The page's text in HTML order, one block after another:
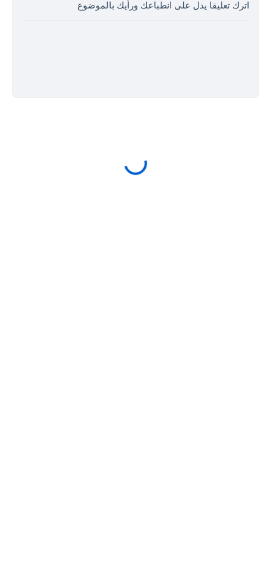
اترك تعليقا يدل على انطباعك ورأيك بالموضوع